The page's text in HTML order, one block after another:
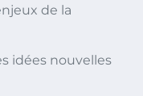
de la
idées nouvelles